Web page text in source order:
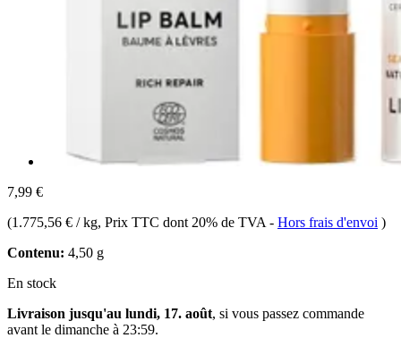
7,99 €
(1.775,56 € / kg, Prix TTC dont 20% de TVA - Hors frais d'envoi )
Contenu: 4,50 g
En stock
Livraison jusqu'au lundi, 17. août, si vous passez commande
avant le dimanche à 23:59.